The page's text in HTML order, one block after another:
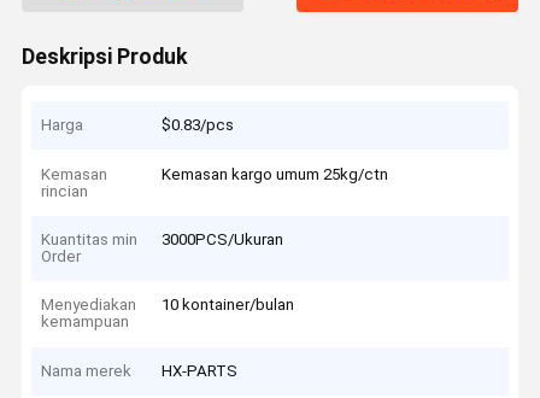
Deskripsi Produk
Harga $0.83/pcs
Kemasan
rincian
Kemasan kargo umum 25kg/ctn
Kuantitas min
Order
3000PCS/Ukuran
Menyediakan
kemampuan
10 kontainer/bulan
Nama merek HX-PARTS